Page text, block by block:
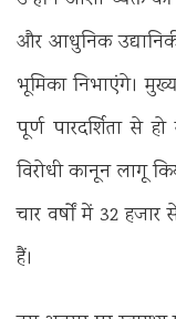
और आधुनिक
भूमिका निभाएंगे।
पूर्ण पारदर्शिता से
विरोधी कानून लागू
चार वर्षों में 32
हैं।